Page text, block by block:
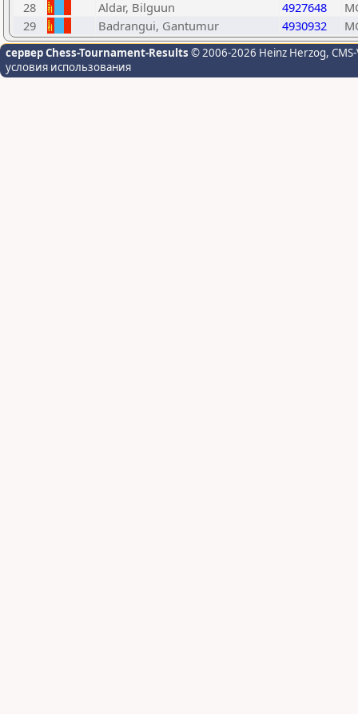
28
Aldar, Bilguun 4927648
29
Badrangui, Gantumur 4930932
сервер Chess-Tournament-Results © 2006-2026 Heinz Herzog,
условия использования